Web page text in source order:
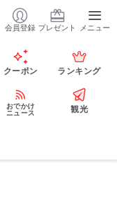
会員登録 プレゼント メニュー
クーポン ランキング
おでかけ
ニュース
観光